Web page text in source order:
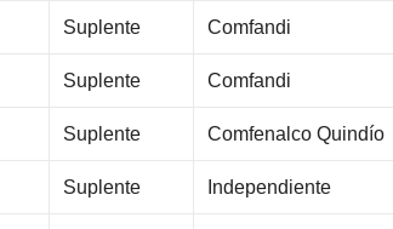
Suplente Comfandi
Suplente Comfandi
Suplente Comfenalco Quindío
Suplente Independiente